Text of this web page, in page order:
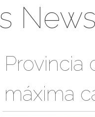
Provincia
máxima